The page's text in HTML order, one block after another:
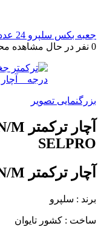
جعبه بکس سلپرو 24 عددی درایو 1/2
0 نفر در حال مشاهده
بزرگنمایی تصویر
SELPRO
آچار ترکمتر 450N/M
برند : سلپرو
ساخت : کشور تایوان